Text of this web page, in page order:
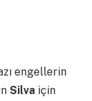
engellerin
Silva için